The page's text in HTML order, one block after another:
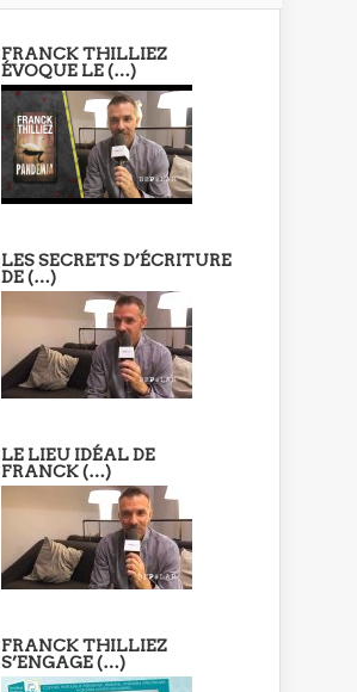
FRANCK THILLIEZ
ÉVOQUE LE (…)
LES SECRETS D’ÉCRITURE
DE (…)
LE LIEU IDÉAL DE
FRANCK (…)
FRANCK THILLIEZ
S’ENGAGE (…)